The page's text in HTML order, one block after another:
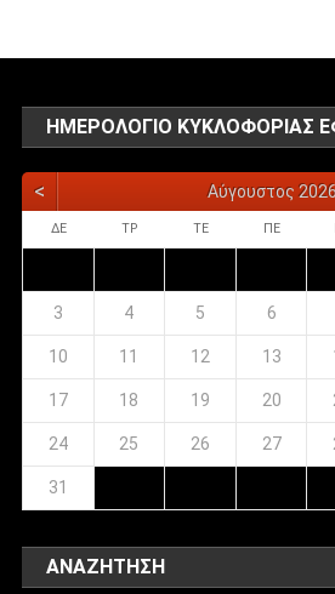
ΗΜΕΡΟΛΌΓΙΟ ΚΥΚΛΟΦΟΡΊΑΣ
< Αύγουστος 2026
ΔΕ ΤΡ ΤΕ ΠΕ
3 4 5 6
10 11 12 13
17 18 19 20
24 25 26 27
31
ΑΝΑΖΉΤΗΣΗ